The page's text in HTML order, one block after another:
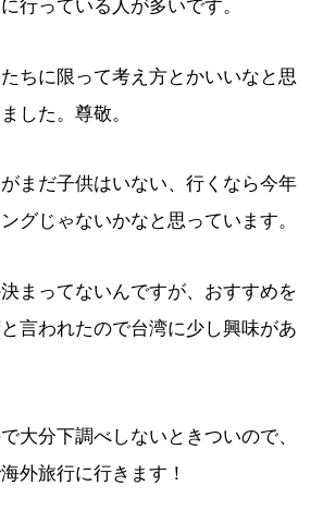
行っている人が多いです。
ちに限って考え方とかいいなと思
した。尊敬。
まだ子供はいない、行くなら今年
グじゃないかなと思っています。
まってないんですが、おすすめを
言われたので台湾に少し興味があ
大分下調べしないときついので、
外旅行に行きます！